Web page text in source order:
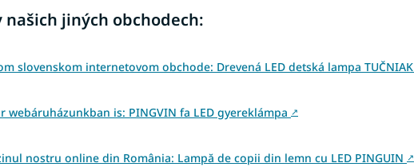
jiných obchodech:
slovenskom internetovom obchode: Drevená LED detská lampa TUČNIAK
webáruházunkban is: PINGVIN fa LED gyereklámpa ↗
nostru online din România: Lampă de copii din lemn cu LED PINGUIN ↗